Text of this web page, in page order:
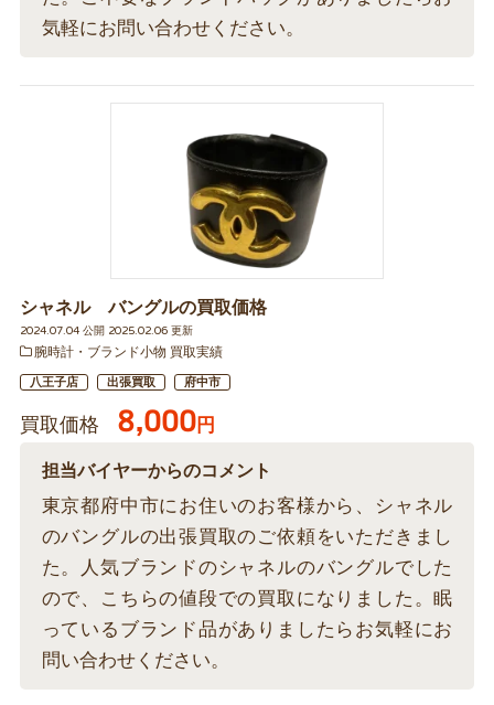
気軽にお問い合わせください。
シャネル バングルの買取価格
2024.07.04 公開 2025.02.06 更新
腕時計・ブランド小物 買取実績
八王子店 出張買取 府中市
買取価格 8,000円
担当バイヤーからのコメント
東京都府中市にお住いのお客様から、シャネル
のバングルの出張買取のご依頼をいただきまし
た。人気ブランドのシャネルのバングルでした
ので、こちらの値段での買取になりました。眠
っているブランド品がありましたらお気軽にお
問い合わせください。